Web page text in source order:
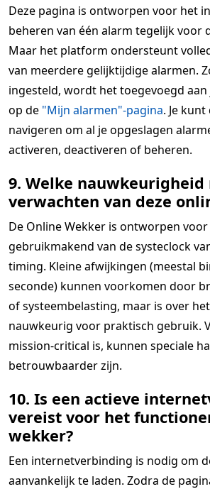
Deze pagina is ontworpen voor het
beheren van één alarm tegelijk voor
Maar het platform ondersteunt
van meerdere gelijktijdige alarmen.
ingesteld, wordt het toegevoegd
op de "Mijn alarmen"-pagina. Je
navigeren om al je opgeslagen
activeren, deactiveren of beheren.
9. Welke nauwkeurigheid
verwachten van deze
De Online Wekker is ontworpen
gebruikmakend van de systeclock
timing. Kleine afwijkingen (meestal
seconde) kunnen voorkomen door
of systeembelasting, maar is over
nauwkeurig voor praktisch gebruik.
mission-critical is, kunnen speciale
betrouwbaarder zijn.
10. Is een actieve
vereist voor het
wekker?
Een internetverbinding is nodig om
aanvankelijk te laden. Zodra de